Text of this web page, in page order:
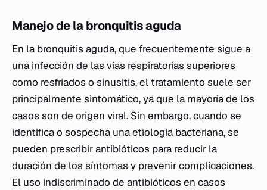
Manejo de la bronquitis aguda
En la bronquitis aguda, que frecuentemente sigue a
una infección de las vías respiratorias superiores
como resfriados o sinusitis, el tratamiento suele ser
principalmente sintomático, ya que la mayoría de los
casos son de origen viral. Sin embargo, cuando se
identifica o sospecha una etiología bacteriana, se
pueden prescribir antibióticos para reducir la
duración de los síntomas y prevenir complicaciones.
El uso indiscriminado de antibióticos en casos